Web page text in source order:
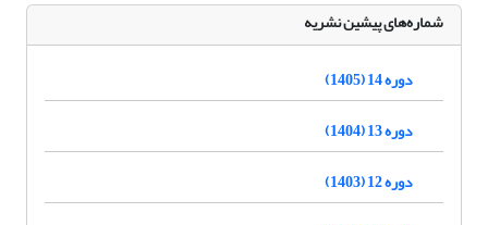
شماره‌های پیشین نشریه
دوره 14 (1405)
دوره 13 (1404)
دوره 12 (1403)